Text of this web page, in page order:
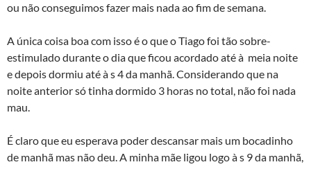
ou não conseguimos fazer mais nada ao fim de semana.
A única coisa boa com isso é o que o Tiago foi tão sobre-
estimulado durante o dia que ficou acordado até à meia noite
e depois dormiu até à s 4 da manhã. Considerando que na
noite anterior só tinha dormido 3 horas no total, não foi nada
mau.
É claro que eu esperava poder descansar mais um bocadinho
de manhã mas não deu. A minha mãe ligou logo à s 9 da manhã,